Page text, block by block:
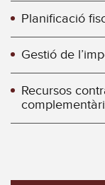
Planificació
Gestió de
Recursos